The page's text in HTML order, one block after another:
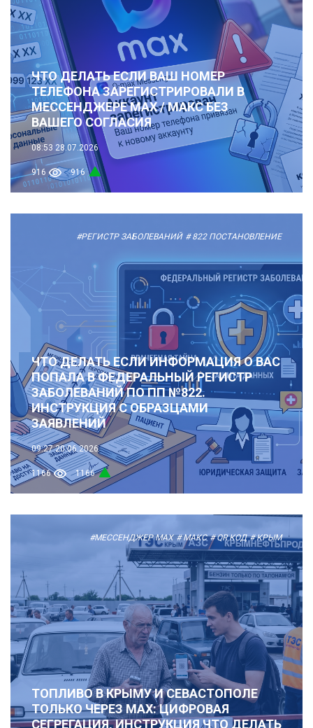
ЧТО ДЕЛАТЬ ЕСЛИ ВАШ НОМЕР
ТЕЛЕФОНА ЗАРЕГИСТРИРОВАЛИ В
МЕССЕНДЖЕРЕ MAX / МАКС БЕЗ
ВАШЕГО СОГЛАСИЯ
08:53 28.07.2026
916 916
#РЕГИСТР ЗАБОЛЕВАНИЙ # 822 ПОСТАНОВЛЕНИЕ
ЧТО ДЕЛАТЬ ЕСЛИ ИНФОРМАЦИЯ О ВАС
ПОПАЛА В ФЕДЕРАЛЬНЫЙ РЕГИСТР
ЗАБОЛЕВАНИЙ ПО ПП №822.
ИНСТРУКЦИЯ С ОБРАЗЦАМИ
ЗАЯВЛЕНИЙ
09:27 20.06.2026
1166 1166
#МЕССЕНДЖЕР MAX # МАКС # QR КОД # КРЫМ
ТОПЛИВО В КРЫМУ И СЕВАСТОПОЛЕ
ТОЛЬКО ЧЕРЕЗ MAX: ЦИФРОВАЯ
СЕГРЕГАЦИЯ, ИНСТРУКЦИЯ ЧТО ДЕЛАТЬ